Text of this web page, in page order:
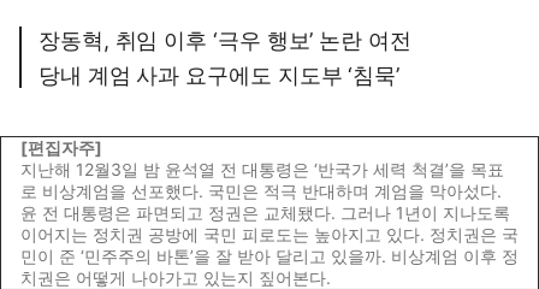
장동혁, 취임 이후 ‘극우 행보’ 논란 여전
당내 계엄 사과 요구에도 지도부 ‘침묵’
[편집자주]
지난해 12월3일 밤 윤석열 전 대통령은 ‘반국가 세력 척결’을 목표
로 비상계엄을 선포했다. 국민은 적극 반대하며 계엄을 막아섰다.
윤 전 대통령은 파면되고 정권은 교체됐다. 그러나 1년이 지나도록
이어지는 정치권 공방에 국민 피로도는 높아지고 있다. 정치권은 국
민이 준 ‘민주주의 바톤’을 잘 받아 달리고 있을까. 비상계엄 이후 정
치권은 어떻게 나아가고 있는지 짚어본다.